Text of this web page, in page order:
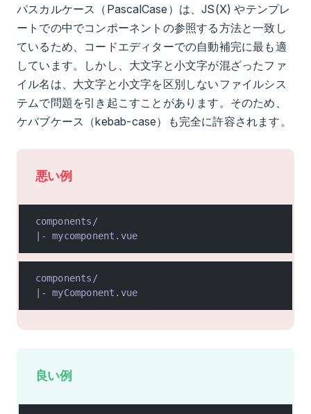
パスカルケース（PascalCase）は、JS(X) やテンプレ
ートでの中でコンポーネントの参照する方法と一致し
ているため、コードエディターでの自動補完に最も適
しています。しかし、大文字と小文字が混ざったファ
イル名は、大文字と小文字を区別しないファイルシス
テムで問題を引き起こすことがあります。そのため、
ケバブケース（kebab-case）も完全に許容されます。
悪い例
components/
|- mycomponent.vue
components/
|- myComponent.vue
良い例